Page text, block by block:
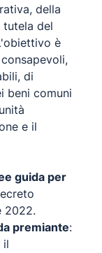
della
tutela del
è
di
beni comuni
e il
guida per
2022.
premiante:
il